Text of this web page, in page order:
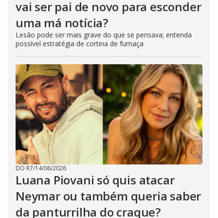
vai ser pai de novo para esconder
uma má notícia?
Lesão pode ser mais grave do que se pensava; entenda
possível estratégia de cortina de fumaça
DO R7/14/06/2026
Luana Piovani só quis atacar
Neymar ou também queria saber
da panturrilha do craque?